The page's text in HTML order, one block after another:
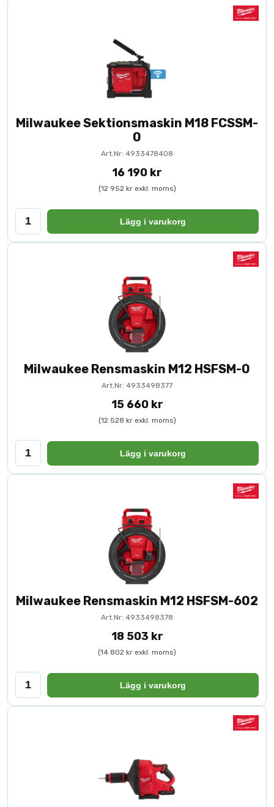
Milwaukee Sektionsmaskin M18 FCSSM-
0
Art.Nr: 4933478408
16 190 kr
(12 952 kr exkl. moms)
Lägg i varukorg
Milwaukee Rensmaskin M12 HSFSM-0
Art.Nr: 4933498377
15 660 kr
(12 528 kr exkl. moms)
Lägg i varukorg
Milwaukee Rensmaskin M12 HSFSM-602
Art.Nr: 4933498378
18 503 kr
(14 802 kr exkl. moms)
Lägg i varukorg